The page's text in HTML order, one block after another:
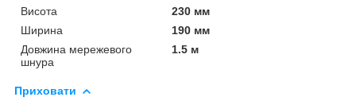
Висота
230 мм
Ширина
190 мм
Довжина мережевого
шнура
1.5 м
Приховати